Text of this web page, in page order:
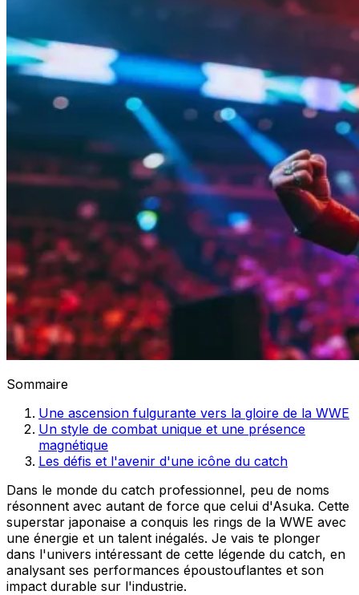
Sommaire
Une ascension fulgurante vers la gloire de la WWE
Un style de combat unique et une présence
magnétique
Les défis et l'avenir d'une icône du catch
Dans le monde du catch professionnel, peu de noms
résonnent avec autant de force que celui d'Asuka. Cette
superstar japonaise a conquis les rings de la WWE avec
une énergie et un talent inégalés. Je vais te plonger
dans l'univers intéressant de cette légende du catch, en
analysant ses performances époustouflantes et son
impact durable sur l'industrie.